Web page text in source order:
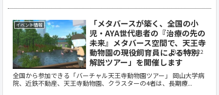
イベント情報
「メタバースが築く、全国の小
児・AYA世代患者の『治療の先の
未来』メタバース空間で、天王寺
動物園の現役飼育員による特別
解説ツアー」を開催します
全国から参加できる「バーチャル天王寺動物園ツアー」 岡山大学病
院、近鉄不動産、天王寺動物園、クラスターの4者は、長期療...
2026.06.22